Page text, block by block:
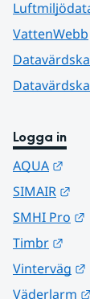
VattenWebb
Logga in
AQUA
SIMAIR
SMHI Pro
Timbr
Vinterväg
Väderlarm